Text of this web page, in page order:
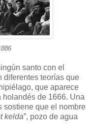
santo con el
diferentes teorías que
que aparece
holandés de 1666. Una
sostiene que el nombre
kelda”, pozo de agua